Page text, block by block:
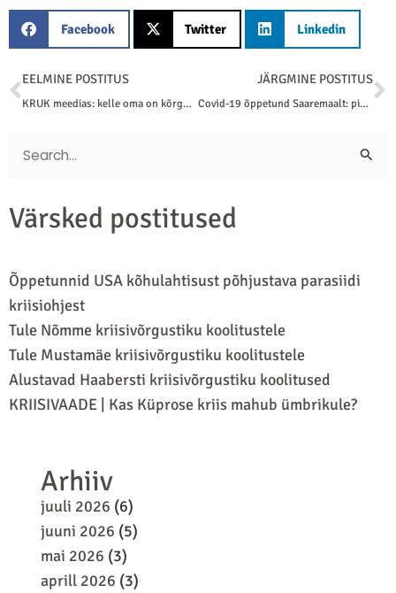
Facebook Twitter Linkedin
Prev
EELMINE POSTITUS
KRUK meedias: kelle oma on kõrghariduskriis?
JÄRGMINE POSTITUS
Covid-19 õppetund Saaremaalt: pikalt kestvas kriisis lähtutakse varasemast kogemusest
Search
Värsked postitused
Õppetunnid USA kõhulahtisust põhjustava parasiidi
kriisiohjest
Tule Nõmme kriisivõrgustiku koolitustele
Tule Mustamäe kriisivõrgustiku koolitustele
Alustavad Haabersti kriisivõrgustiku koolitused
KRIISIVAADE | Kas Küprose kriis mahub ümbrikule?
Arhiiv
juuli 2026 (6)
juuni 2026 (5)
mai 2026 (3)
aprill 2026 (3)